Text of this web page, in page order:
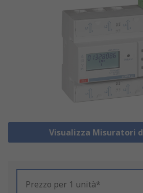
Visualizza Misuratori
Prezzo per 1 unità*